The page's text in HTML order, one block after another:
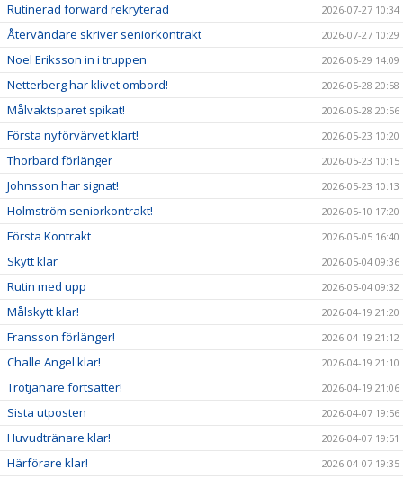
Rutinerad forward rekryterad 2026-07-27 10:34
Återvändare skriver seniorkontrakt 2026-07-27 10:29
Noel Eriksson in i truppen 2026-06-29 14:09
Netterberg har klivet ombord! 2026-05-28 20:58
Målvaktsparet spikat! 2026-05-28 20:56
Första nyförvärvet klart! 2026-05-23 10:20
Thorbard förlänger 2026-05-23 10:15
Johnsson har signat! 2026-05-23 10:13
Holmström seniorkontrakt! 2026-05-10 17:20
Första Kontrakt 2026-05-05 16:40
Skytt klar 2026-05-04 09:36
Rutin med upp 2026-05-04 09:32
Målskytt klar! 2026-04-19 21:20
Fransson förlänger! 2026-04-19 21:12
Challe Angel klar! 2026-04-19 21:10
Trotjänare fortsätter! 2026-04-19 21:06
Sista utposten 2026-04-07 19:56
Huvudtränare klar! 2026-04-07 19:51
Härförare klar! 2026-04-07 19:35